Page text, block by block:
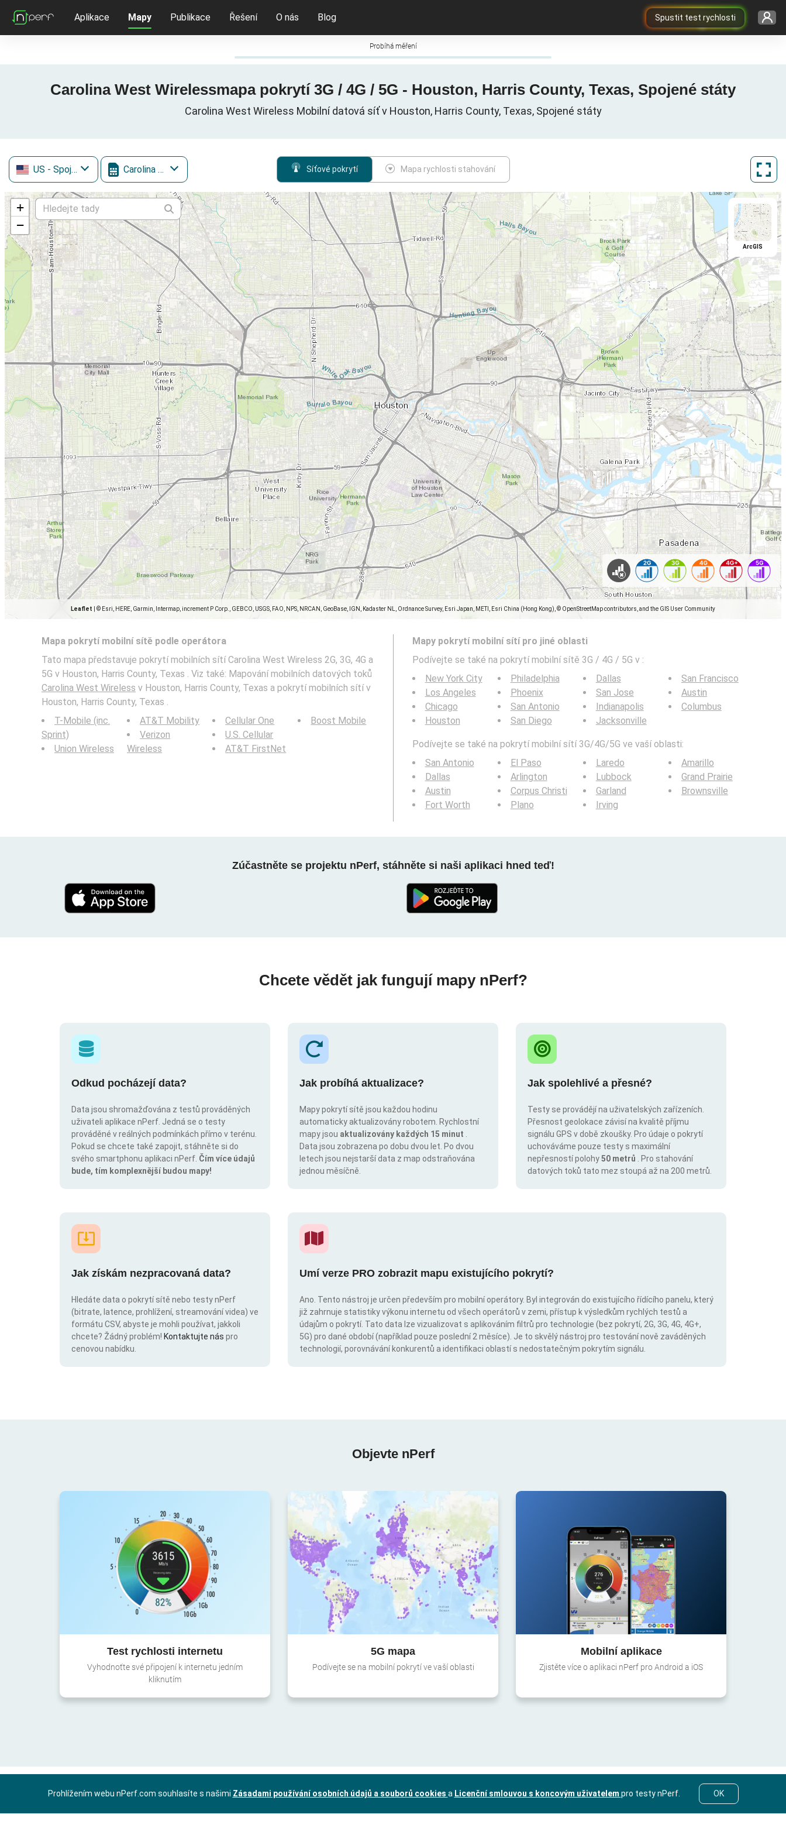
Spustit test rychlosti
Aplikace Mapy Publikace Řešení O nás Blog
Probíhá měření
Carolina West Wirelessmapa pokrytí 3G / 4G / 5G - Houston, Harris County, Texas, Spojené státy
Carolina West Wireless Mobilní datová síť v Houston, Harris County, Texas, Spojené státy
US - Spojené státy Carolina West Wireless Síťové pokrytí Mapa rychlosti stahování
+
−
Leaflet © Esri, HERE, Garmin, Intermap, increment P Corp., GEBCO, USGS, FAO, NPS, NRCAN, GeoBase, IGN, Kadaster NL, Ordnance Survey, Esri Japan, METI, Esri China (Hong Kong), © OpenStreetMap contributors, and the GIS User Community
ArcGIS
Mapa pokrytí mobilní sítě podle operátora
Tato mapa představuje pokrytí mobilních sítí Carolina West Wireless 2G, 3G, 4G a
5G v Houston, Harris County, Texas . Viz také: Mapování mobilních datových toků
Carolina West Wireless v Houston, Harris County, Texas a pokrytí mobilních sítí v
Houston, Harris County, Texas .
T-Mobile (inc.
Sprint)
Union Wireless
AT&T Mobility
Verizon
Wireless
Cellular One
U.S. Cellular
AT&T FirstNet
Boost Mobile
Mapy pokrytí mobilní sítí pro jiné oblasti
Podívejte se také na pokrytí mobilní sítě 3G / 4G / 5G v :
New York City
Los Angeles
Chicago
Houston
Philadelphia
Phoenix
San Antonio
San Diego
Dallas
San Jose
Indianapolis
Jacksonville
San Francisco
Austin
Columbus
Podívejte se také na pokrytí mobilní sítí 3G/4G/5G ve vaší oblasti:
San Antonio
Dallas
Austin
Fort Worth
El Paso
Arlington
Corpus Christi
Plano
Laredo
Lubbock
Garland
Irving
Amarillo
Grand Prairie
Brownsville
Zúčastněte se projektu nPerf, stáhněte si naši aplikaci hned teď!
Chcete vědět jak fungují mapy nPerf?
Odkud pocházejí data?
Data jsou shromažďována z testů prováděných
uživateli aplikace nPerf. Jedná se o testy
prováděné v reálných podmínkách přímo v terénu.
Pokud se chcete také zapojit, stáhněte si do
svého smartphonu aplikaci nPerf. Čím více údajů
bude, tím komplexnější budou mapy!
Jak probíhá aktualizace?
Mapy pokrytí sítě jsou každou hodinu
automaticky aktualizovány robotem. Rychlostní
mapy jsou aktualizovány každých 15 minut
Data jsou zobrazena po dobu dvou let. Po dvou
letech jsou nejstarší data z map odstraňována
jednou měsíčně.
Jak spolehlivé a přesné?
Testy se provádějí na uživatelských zařízeních.
Přesnost geolokace závisí na kvalitě příjmu
signálu GPS v době zkoušky. Pro údaje o pokrytí
uchováváme pouze testy s maximální
nepřesností polohy50 metrů
. Pro stahování
datových toků tato mez stoupá až na 200 metrů.
Jak získám nezpracovaná data?
Hledáte data o pokrytí sítě nebo testy nPerf
(bitrate, latence, prohlížení, streamování videa) ve
formátu CSV, abyste je mohli používat, jakkoli
chcete? Žádný problém! Kontaktujte nás pro
cenovou nabídku.
Umí verze PRO zobrazit mapu existujícího pokrytí?
Ano. Tento nástroj je určen především pro mobilní operátory. Byl integrován do existujícího řídícího panelu, který
již zahrnuje statistiky výkonu internetu od všech operátorů v zemi, přístup k výsledkům rychlých testů a
údajům o pokrytí. Tato data lze vizualizovat s aplikováním filtrů pro technologie (bez pokrytí, 2G, 3G, 4G, 4G+,
5G) pro dané období (například pouze poslední 2 měsíce). Je to skvělý nástroj pro testování nově zaváděných
technologií, porovnávání konkurentů a identifikaci oblastí s nedostatečným pokrytím signálu.
Objevte nPerf
Test rychlosti internetu
Vyhodnoťte své připojení k internetu jedním
kliknutím
5G mapa
Podívejte se na mobilní pokrytí ve vaší oblasti
Mobilní aplikace
Zjistěte více o aplikaci nPerf pro Android a iOS
Prohlížením webu nPerf.com souhlasíte s našimi Zásadami používání osobních údajů a souborů cookies a Licenční smlouvou s koncovým uživatelem pro testy nPerf. OK